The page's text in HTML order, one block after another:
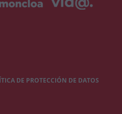
DE PROTECCIÓN DE DATOS